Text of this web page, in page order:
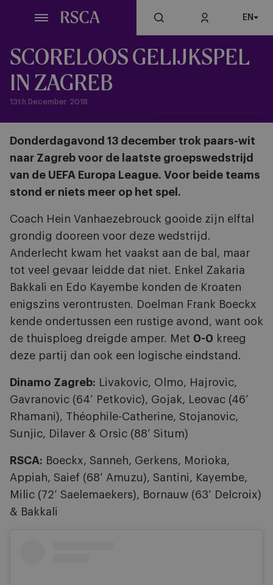
content
EN
SCORELOOS GELIJKSPEL
IN ZAGREB
13th December 2018
Donderdagavond 13 december trok paars-wit
naar Zagreb voor de laatste groepswedstrijd
van de UEFA Europa League. Voor beide teams
stond er niets meer op het spel.
Coach Hein Vanhaezebrouck gooide zijn elftal
grondig dooreen voor deze wedstrijd.
Anderlecht kwam het vaakst aan de bal, maar
tot veel gevaar leidde dat niet. Enkel Zakaria
Bakkali en Edo Kayembe konden de Kroaten
enigszins verontrusten. Doelman Frank Boeckx
kende ondertussen een rustige avond, want ook
de thuisploeg dreigde amper. Met 0-0 kreeg
deze partij dan ook een logische eindstand.
Dinamo Zagreb: Livakovic, Olmo, Hajrovic,
Gavranovic (64’ Petkovic), Gojak, Leovac (46’
Rhamani), Théophile-Catherine, Stojanovic,
Sunjic, Dilaver & Orsic (88’ Situm)
RSCA: Boeckx, Sanneh, Gerkens, Morioka,
Appiah, Saief (68’ Amuzu), Santini, Kayembe,
Milic (72’ Saelemaekers), Bornauw (63’ Delcroix)
& Bakkali